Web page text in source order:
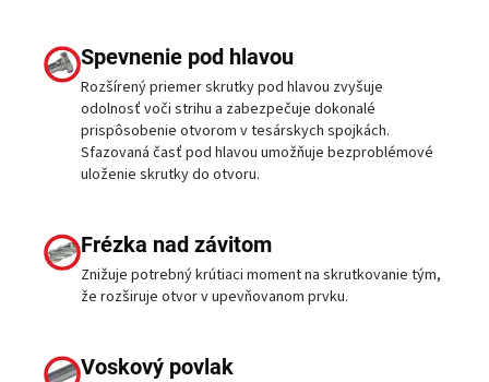
Spevnenie pod hlavou
Rozšírený priemer skrutky pod hlavou zvyšuje
odolnosť voči strihu a zabezpečuje dokonalé
prispôsobenie otvorom v tesárskych spojkách.
Sfazovaná časť pod hlavou umožňuje bezproblémové
uloženie skrutky do otvoru.
Frézka nad závitom
Znižuje potrebný krútiaci moment na skrutkovanie tým,
že rozširuje otvor v upevňovanom prvku.
Voskový povlak